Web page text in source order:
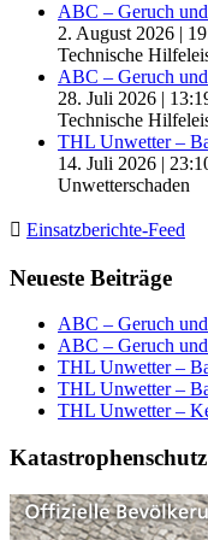
ABC – Geruch
2. August 2026 |
Technische
ABC – Geruch
28. Juli 2026 |
Technische
THL Unwetter –
14. Juli 2026 |
Unwetterschaden
Einsatzberichte-Feed
Neueste Beiträge
ABC – Geruch
ABC – Geruch
THL Unwetter –
THL Unwetter –
THL Unwetter –
Katastrophenschutz